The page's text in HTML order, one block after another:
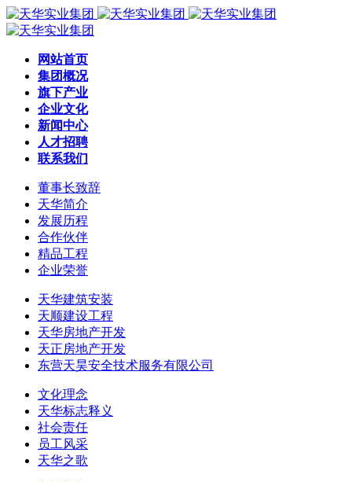
网站首页
集团概况
旗下产业
企业文化
新闻中心
人才招聘
联系我们
董事长致辞
天华简介
发展历程
合作伙伴
精品工程
企业荣誉
天华建筑安装
天顺建设工程
天华房地产开发
天正房地产开发
东营天昊安全技术服务有限公司
文化理念
天华标志释义
社会责任
员工风采
天华之歌